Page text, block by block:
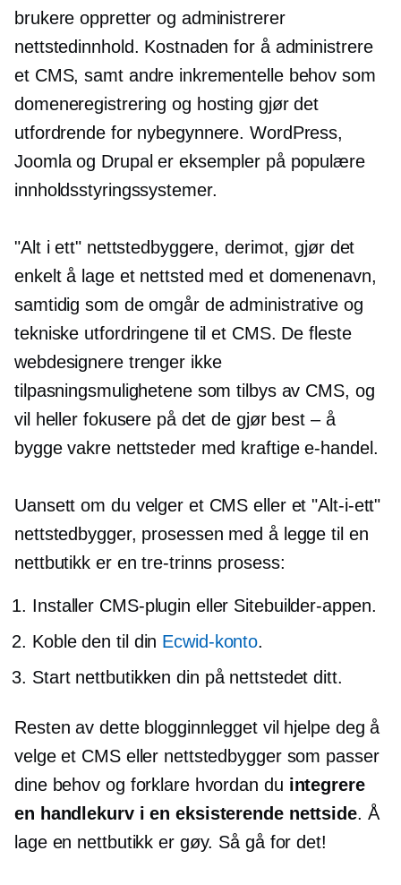
brukere oppretter og administrerer
nettstedinnhold. Kostnaden for å administrere
et CMS, samt andre inkrementelle behov som
domeneregistrering og hosting gjør det
utfordrende for nybegynnere. WordPress,
Joomla og Drupal er eksempler på populære
innholdsstyringssystemer.
"Alt i ett" nettstedbyggere, derimot, gjør det
enkelt å lage et nettsted med et domenenavn,
samtidig som de omgår de administrative og
tekniske utfordringene til et CMS. De fleste
webdesignere trenger ikke
tilpasningsmulighetene som tilbys av CMS, og
vil heller fokusere på det de gjør best – å
bygge vakre nettsteder med kraftigee-handel.
Uansett om du velger et CMS eller et"Alt-i-ett"
nettstedbygger, prosessen med å legge til en
nettbutikk er entre-trinns prosess:
Installer CMS-plugin eller Sitebuilder-appen.
Koble den til din Ecwid-konto.
Start nettbutikken din på nettstedet ditt.
Resten av dette blogginnlegget vil hjelpe deg å
velge et CMS eller nettstedbygger som passer
dine behov og forklare hvordan du integrere
en handlekurv i en eksisterende nettside. Å
lage en nettbutikk er gøy. Så gå for det!